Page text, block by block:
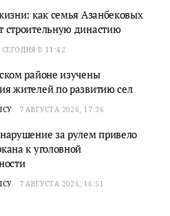
как семья Азанбековых
строительную династию
СЕГОДНЯ В 11:42
районе изучены
жителей по развитию сел
7 АВГУСТА 2026, 17:36
за рулем привело
к уголовной
7 АВГУСТА 2026, 16:51